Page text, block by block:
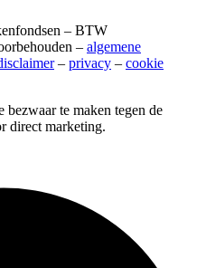
– BTW
– algemene
– privacy – cookie
te maken tegen de
direct marketing.